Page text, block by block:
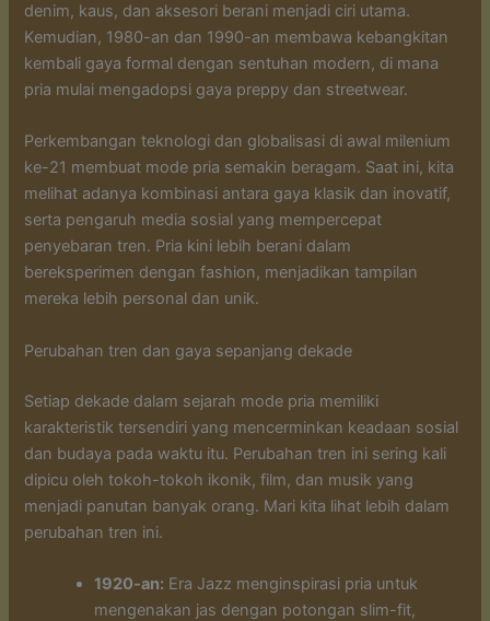
denim, kaus, dan aksesori berani menjadi ciri utama.
Kemudian, 1980-an dan 1990-an membawa kebangkitan
kembali gaya formal dengan sentuhan modern, di mana
pria mulai mengadopsi gaya preppy dan streetwear.
Perkembangan teknologi dan globalisasi di awal milenium
ke-21 membuat mode pria semakin beragam. Saat ini, kita
melihat adanya kombinasi antara gaya klasik dan inovatif,
serta pengaruh media sosial yang mempercepat
penyebaran tren. Pria kini lebih berani dalam
bereksperimen dengan fashion, menjadikan tampilan
mereka lebih personal dan unik.
Perubahan tren dan gaya sepanjang dekade
Setiap dekade dalam sejarah mode pria memiliki
karakteristik tersendiri yang mencerminkan keadaan sosial
dan budaya pada waktu itu. Perubahan tren ini sering kali
dipicu oleh tokoh-tokoh ikonik, film, dan musik yang
menjadi panutan banyak orang. Mari kita lihat lebih dalam
perubahan tren ini.
1920-an: Era Jazz menginspirasi pria untuk
mengenakan jas dengan potongan slim-fit,